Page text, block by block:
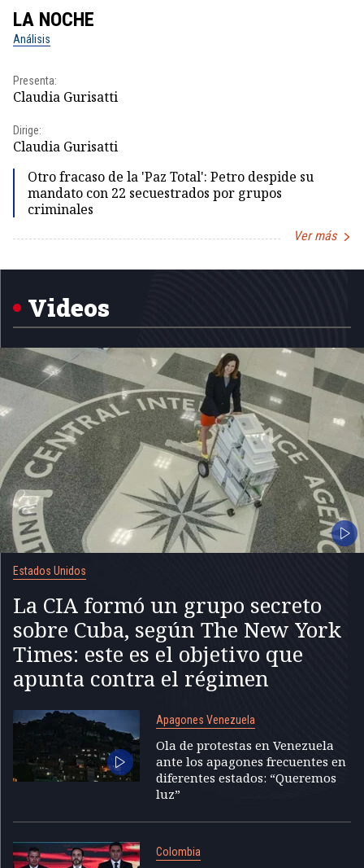
LA NOCHE
Análisis
Presenta:
Claudia Gurisatti
Dirige:
Claudia Gurisatti
Otro fracaso de la 'Paz Total': Petro despide su
mandato con 22 secuestrados por grupos
criminales
Ver más
1
Videos
Estados Unidos
La CIA formó un grupo secreto
sobre Cuba, según The New York
Times: este es el objetivo que
apunta contra el régimen
Apagones Venezuela
Ola de protestas en Venezuela
ante los apagones frecuentes en
diferentes estados: “Queremos
luz”
Colombia